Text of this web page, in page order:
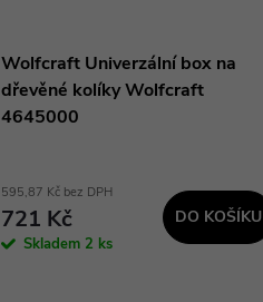
Wolfcraft Univerzální box na
dřevěné kolíky Wolfcraft
4645000
595,87 Kč bez DPH
721 Kč
Skladem 2 ks
DO KOŠÍKU